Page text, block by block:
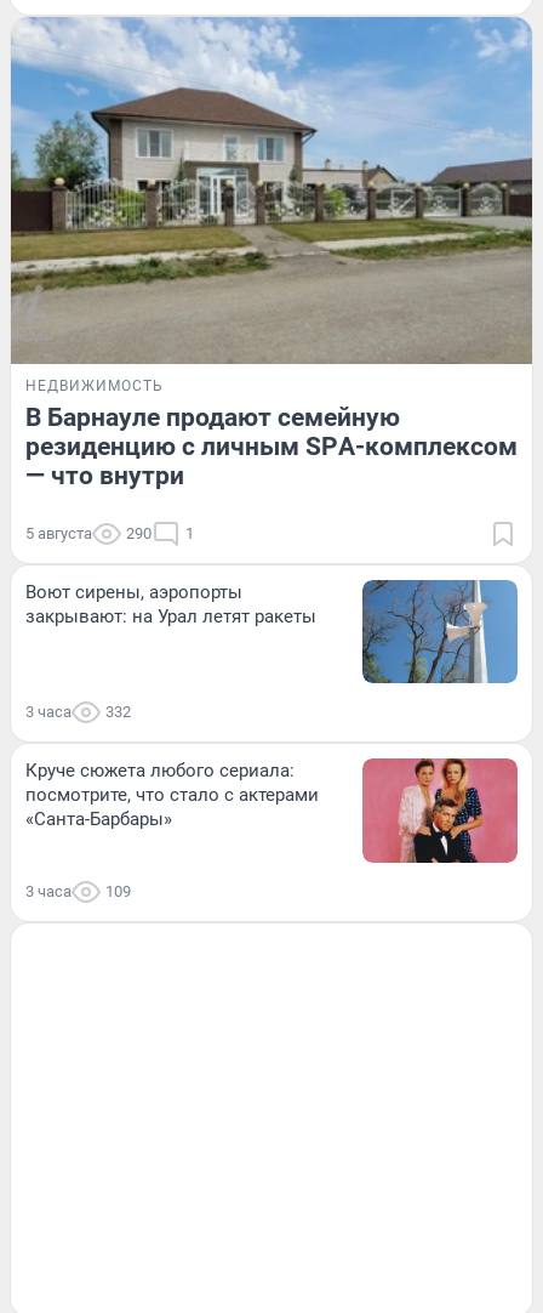
НЕДВИЖИМОСТЬ
В Барнауле продают семейную
резиденцию с личным SPА-кoмплекcом
— что внутри
5 августа 290 1
Воют сирены, аэропорты
закрывают: на Урал летят ракеты
3 часа 332
Круче сюжета любого сериала:
посмотрите, что стало с актерами
«Санта-Барбары»
3 часа 109